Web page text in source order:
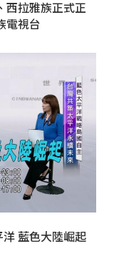
西拉雅族正式正
電視台
洋 藍色大陸崛起